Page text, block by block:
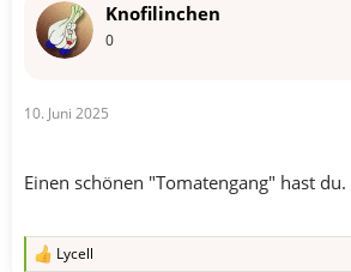
o
:
Knofilinchen
0
10. Juni 2025
Einen schönen "Tomatengang" hast du.
R
Lycell